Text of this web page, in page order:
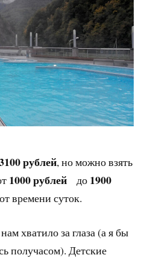
рублей, но можно взять
1000 рублей до 1900
времени суток.
хватило за глаза (а я бы
получасом). Детские